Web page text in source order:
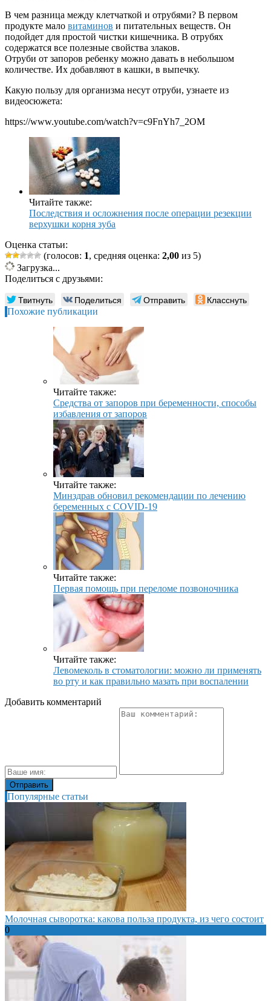
В чем разница между клетчаткой и отрубями? В первом
продукте мало витаминов и питательных веществ. Он
подойдет для простой чистки кишечника. В отрубях
содержатся все полезные свойства злаков.
Отруби от запоров ребенку можно давать в небольшом
количестве. Их добавляют в кашки, в выпечку.
Какую пользу для организма несут отруби, узнаете из
видеосюжета:
https://www.youtube.com/watch?v=c9FnYh7_2OM
Читайте также:
Последствия и осложнения после операции резекции
верхушки корня зуба
Оценка статьи:
(голосов: 1, средняя оценка: 2,00 из 5)
Загрузка...
Поделиться с друзьями:
Твитнуть Поделиться Отправить Класснуть
Похожие публикации
Читайте также:
Средства от запоров при беременности, способы
избавления от запоров
Читайте также:
Минздрав обновил рекомендации по лечению
беременных с COVID-19
Читайте также:
Первая помощь при переломе позвоночника
Читайте также:
Левомеколь в стоматологии: можно ли применять
во рту и как правильно мазать при воспалении
Добавить комментарий
Популярные статьи
Молочная сыворотка: какова польза продукта, из чего состоит
0